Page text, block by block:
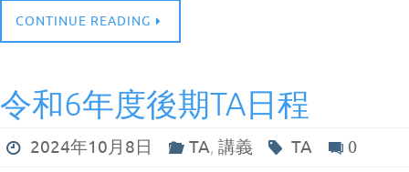
CONTINUE READING
令和6年度後期TA日程
2024年10月8日 TA, 講義 TA 0